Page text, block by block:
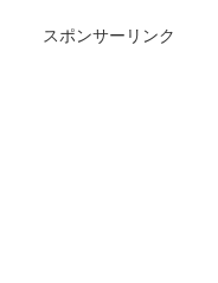
スポンサーリンク